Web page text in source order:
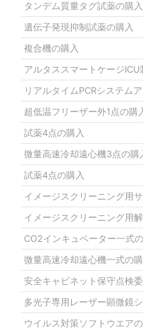
タンデム質量タグ試薬の購入
遺伝子発現抑制試薬の購入
複合機の購入
アルタススマートケージICU
リアルタイムPCRシステム
超低温フリーザー外1点の購
試薬4点の購入
微量高速冷却遠心機3点の購
試薬4点の購入
イメージスクリーニング用
イメージスクリーニング用
CO2インキュベーター一式
微量高速冷却遠心機一式の
安全キャビネット保守点検
多光子専用レーザー顕微鏡
ウイルス対策ソフトウエア